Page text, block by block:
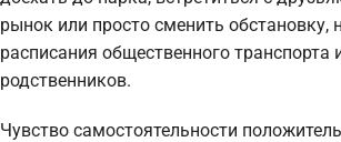
рынок или просто сменить обстановку,
расписания общественного
родственников.
Чувство самостоятельности